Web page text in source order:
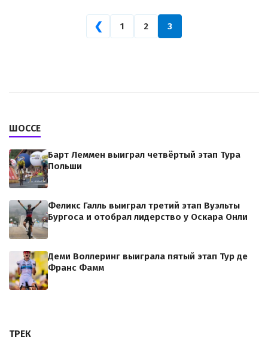
❮ 1 2 3
ШОССЕ
Барт Леммен выиграл четвёртый этап Тура
Польши
Феликс Галль выиграл третий этап Вуэльты
Бургоса и отобрал лидерство у Оскара Онли
Деми Воллеринг выиграла пятый этап Тур де
Франс Фамм
ТРЕК